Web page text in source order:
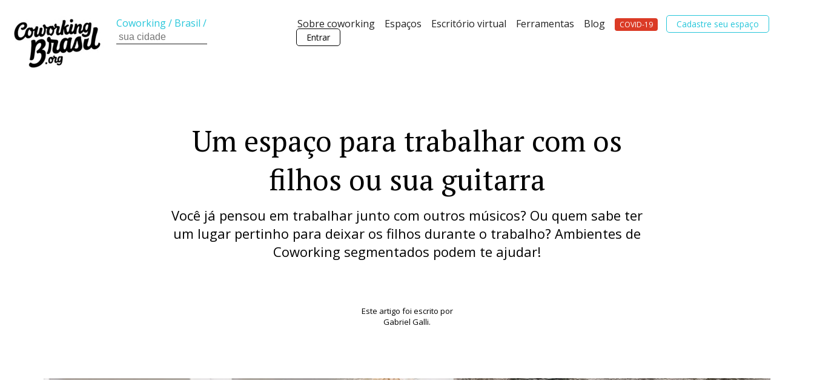
Sobre coworking Espaços Escritório virtual Ferramentas Blog COVID-19
Cadastre seu espaço
Entrar
Coworking/ Brasil /
Um espaço para trabalhar com os
filhos ou sua guitarra
Você já pensou em trabalhar junto com outros músicos? Ou quem sabe ter
um lugar pertinho para deixar os filhos durante o trabalho? Ambientes de
Coworking segmentados podem te ajudar!
Este artigo foi escrito por
Gabriel Galli.